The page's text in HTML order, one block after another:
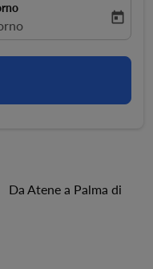
return-date-aria-
today
Da Atene a Palma di